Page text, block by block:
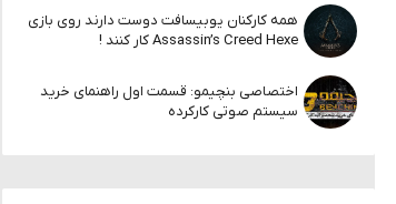
همه کارکنان یوبیسافت دوست دارند روی بازی
Assassin’s Creed Hexe کار کنند !
اختصاصی بنچیمو: قسمت اول راهنمای خرید
سیستم صوتی کارکرده